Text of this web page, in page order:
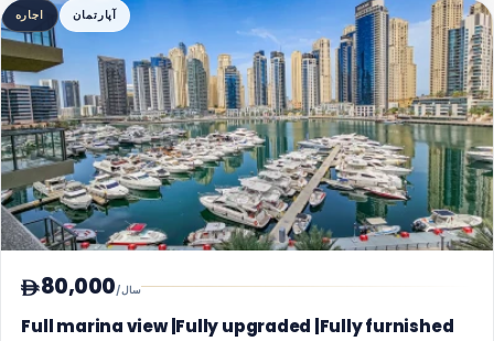
اجاره آپارتمان
80,000 /سال
Full marina view |Fully upgraded |Fully furnished